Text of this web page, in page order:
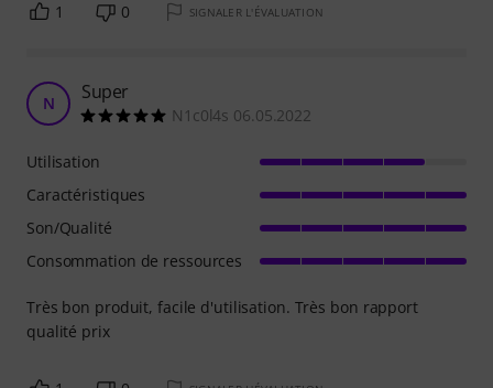
1 0 SIGNALER L'ÉVALUATION
N Super
N1c0l4s 06.05.2022
Très bon produit, facile d'utilisation. Très bon rapport
qualité prix
Utilisation
Caractéristiques
Son/Qualité
Consommation de ressources